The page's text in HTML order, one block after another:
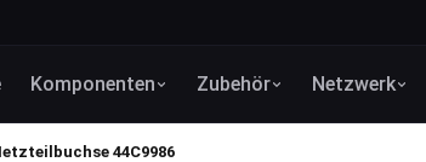
Komponenten Zubehör Netzwerk
44C9986